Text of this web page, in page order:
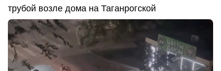
трубой возле дома на Таганрогской